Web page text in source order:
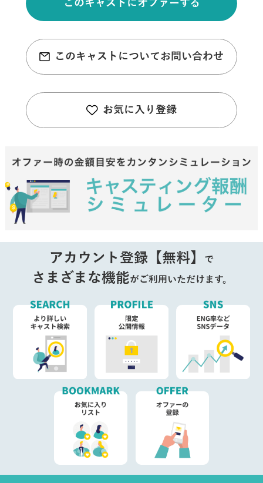
このキャストにオファーする
このキャストについてお問い合わせ
お気に入り登録
アカウント登録【無料】 で
さまざまな機能がご利用いただけます。